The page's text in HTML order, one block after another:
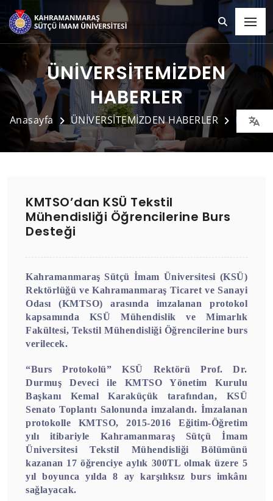
ÜNİVERSİTEMİZDEN
HABERLER
Anasayfa ÜNİVERSİTEMİZDEN HABERLER Detay
KMTSO’dan KSÜ Tekstil
Mühendisliği Öğrencilerine Burs
Desteği
Kahramanmaraş Sütçü İmam Üniversitesi (KSÜ)
Rektörlüğü ve Kahramanmaraş Ticaret ve Sanayi
Odası (KMTSO) arasında imzalanan protokol
kapsamında KSÜ Mühendislik ve Mimarlık
Fakültesi, Tekstil Mühendisliği Öğrencilerine burs
verilecek.
“Burs Protokolü” KSÜ Rektörü Prof. Dr.
Durmuş Deveci ile KMTSO Yönetim Kurulu
Başkanı Kemal Karaküçük tarafından, KSÜ
Senato Toplantı Salonunda imzalandı. İmzalanan
protokolle KMTSO, 2015-2016 Eğitim-Öğretim
yılı itibariyle Kahramanmaraş Sütçü İmam
Üniversitesi Tekstil Mühendisliği Bölümünü
kazanan 17 öğrenciye aylık 300TL olmak üzere 5
yıl boyunca yılda 8 ay karşılıksız burs imkânı
sağlayacak.